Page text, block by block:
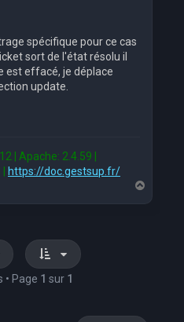
spécifique pour ce cas
sort de l'état résolu il
est effacé, je déplace
update.
| Apache: 2.4.59 |
https://doc.gestsup.fr/
a
• Page 1 sur 1